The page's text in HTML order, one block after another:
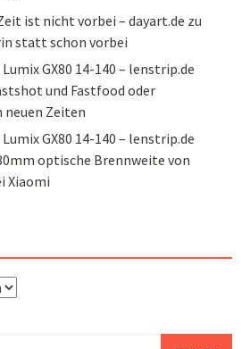
ist nicht vorbei – dayart.de zu
statt schon vorbei
GX80 14-140 – lenstrip.de
und Fastfood oder
Zeiten
GX80 14-140 – lenstrip.de
optische Brennweite von
Xiaomi